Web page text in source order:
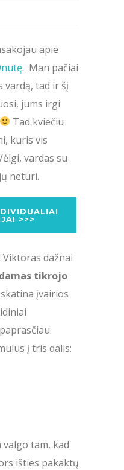
apie
. Man pačiai
vardą, tad ir šį
jums irgi
Tad kviečiu
kuris vis
vardas su
neturi.
>>>
dažnai
tikrojo
įvairios
į tris dalis:
tam, kad
išties pakaktų